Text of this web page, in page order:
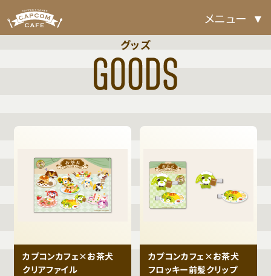
メニュー
グッズ
カプコンカフェ×お茶犬
クリアファイル
カプコンカフェ×お茶犬
フロッキー前髪クリップ